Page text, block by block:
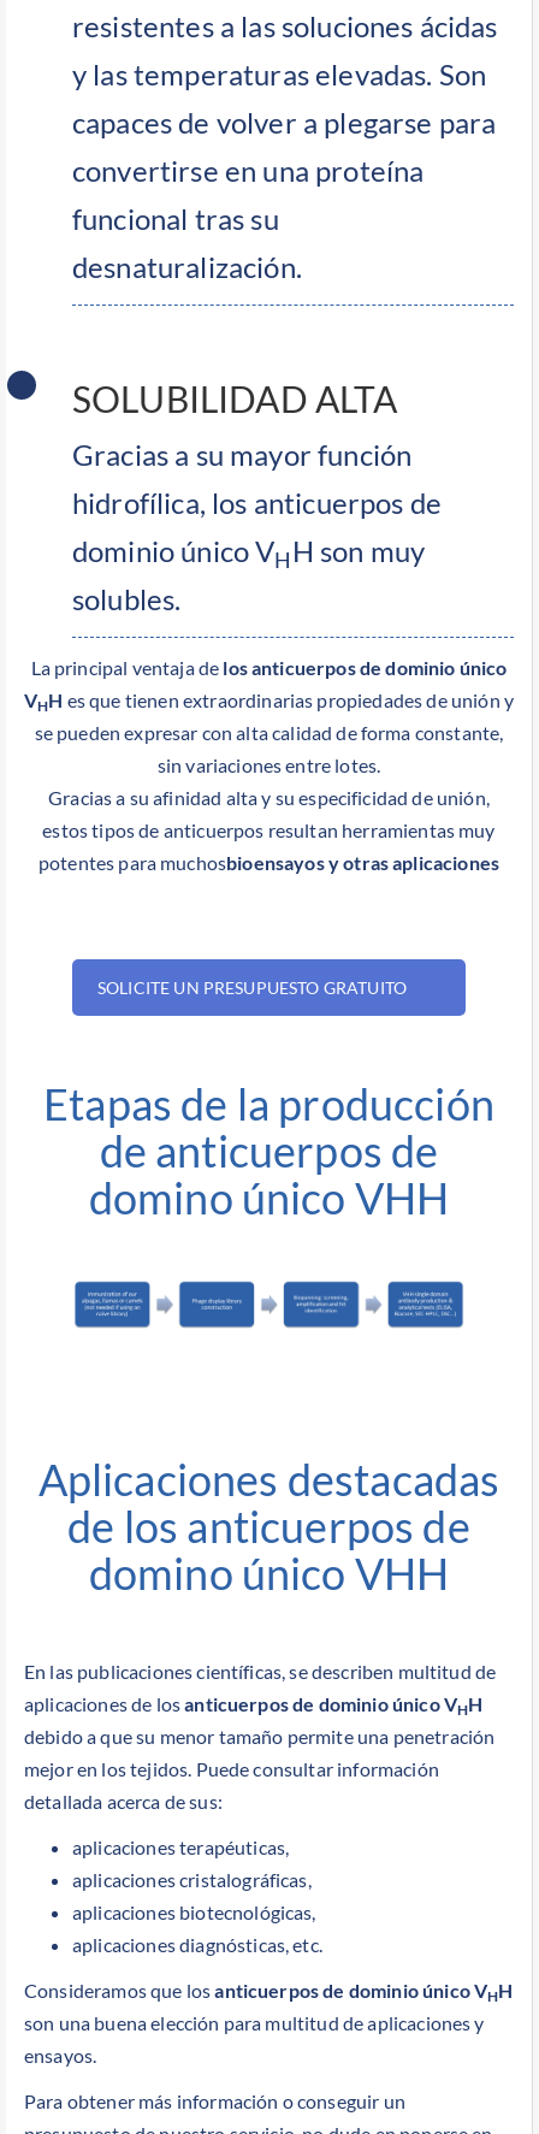
resistentes a las soluciones ácidas
y las temperaturas elevadas. Son
capaces de volver a plegarse para
convertirse en una proteína
funcional tras su
desnaturalización.
SOLUBILIDAD ALTA
Gracias a su mayor función
hidrofílica, los anticuerpos de
dominio único VH H son muy
solubles.
La principal ventaja de los anticuerpos de dominio único
VHH es que tienen extraordinarias propiedades de unión y
se pueden expresar con alta calidad de forma constante,
sin variaciones entre lotes.
Gracias a su afinidad alta y su especificidad de unión,
estos tipos de anticuerpos resultan herramientas muy
potentes para muchosbioensayos y otras aplicaciones
SOLICITE UN PRESUPUESTO GRATUITO
Etapas de la producción
de anticuerpos de
domino único VHH
Aplicaciones destacadas
de los anticuerpos de
domino único VHH
En las publicaciones científicas, se describen multitud de
aplicaciones de losanticuerpos de dominio único VHH
debido a que su menor tamaño permite una penetración
mejor en los tejidos. Puede consultar información
detallada acerca de sus:
aplicaciones terapéuticas,
aplicaciones cristalográficas,
aplicaciones biotecnológicas,
aplicaciones diagnósticas, etc.
Consideramos que losanticuerpos de dominio único VHH
son una buena elección para multitud de aplicaciones y
ensayos.
Para obtener más información o conseguir un